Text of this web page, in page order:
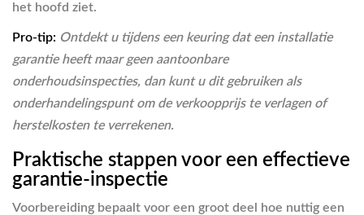
het hoofd ziet.
Pro-tip: Ontdekt u tijdens een keuring dat een installatie
garantie heeft maar geen aantoonbare
onderhoudsinspecties, dan kunt u dit gebruiken als
onderhandelingspunt om de verkoopprijs te verlagen of
herstelkosten te verrekenen.
Praktische stappen voor een effectieve
garantie-inspectie
Voorbereiding bepaalt voor een groot deel hoe nuttig een